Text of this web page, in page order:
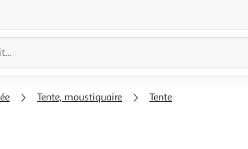
Tente, moustiquaire Tente